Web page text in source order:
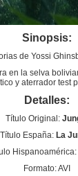
Sinopsis:
de Yossi
en la selva
y aterrador test
Detalles:
Título Original:
Título España: La
Hispanoamérica:
Formato: AVI